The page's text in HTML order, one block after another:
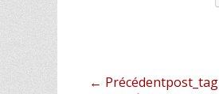
Navigation
← Précédentpost_tag